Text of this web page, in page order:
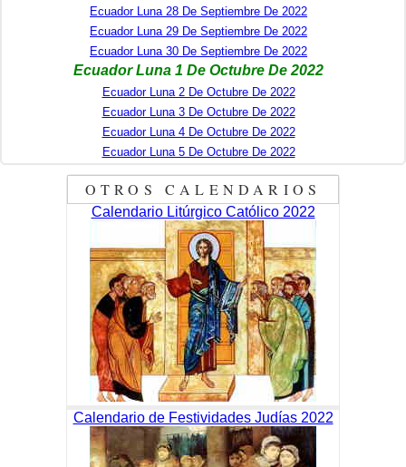
Ecuador Luna 28 De Septiembre De 2022
Ecuador Luna 29 De Septiembre De 2022
Ecuador Luna 30 De Septiembre De 2022
Ecuador Luna 1 De Octubre De 2022
Ecuador Luna 2 De Octubre De 2022
Ecuador Luna 3 De Octubre De 2022
Ecuador Luna 4 De Octubre De 2022
Ecuador Luna 5 De Octubre De 2022
OTROS CALENDARIOS
Calendario Litúrgico Católico 2022
Calendario de Festividades Judías 2022